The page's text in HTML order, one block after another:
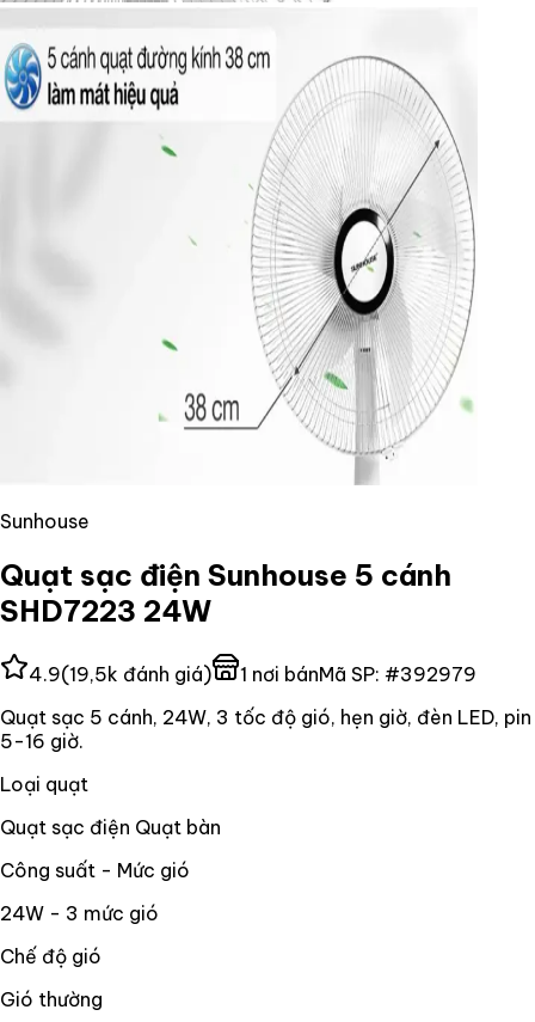
Sunhouse
Quạt sạc điện Sunhouse 5 cánh
SHD7223 24W
4.9(19,5k đánh giá) 1 nơi bánMã SP: #392979
Quạt sạc 5 cánh, 24W, 3 tốc độ gió, hẹn giờ, đèn LED, pin
5-16 giờ.
Loại quạt
Quạt sạc điện Quạt bàn
Công suất - Mức gió
24W - 3 mức gió
Chế độ gió
Gió thường